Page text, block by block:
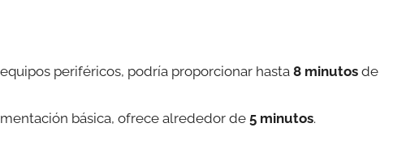
periféricos, podría proporcionar hasta8 minutos de
básica, ofrece alrededor de5 minutos.